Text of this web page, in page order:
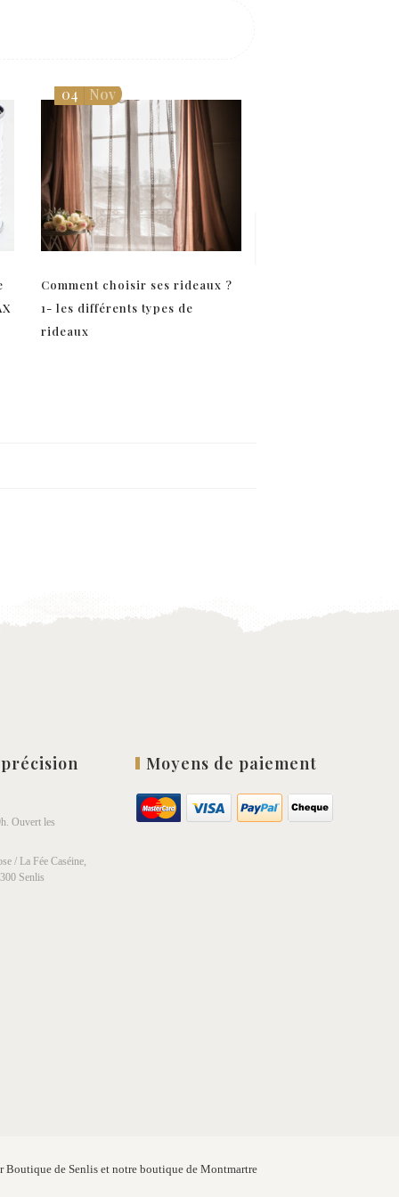
Comment choisir ses rideaux ?
1- les différents types de
rideaux
04 Nov
Ouvert les
/ La Fée Caséine,
Senlis
Moyens de paiement
Boutique de Senlis et notre boutique de Montmartre